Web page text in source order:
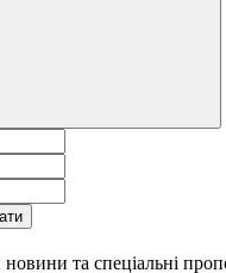
та спеціальні